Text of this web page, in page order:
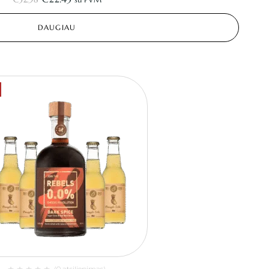
DAUGIAU